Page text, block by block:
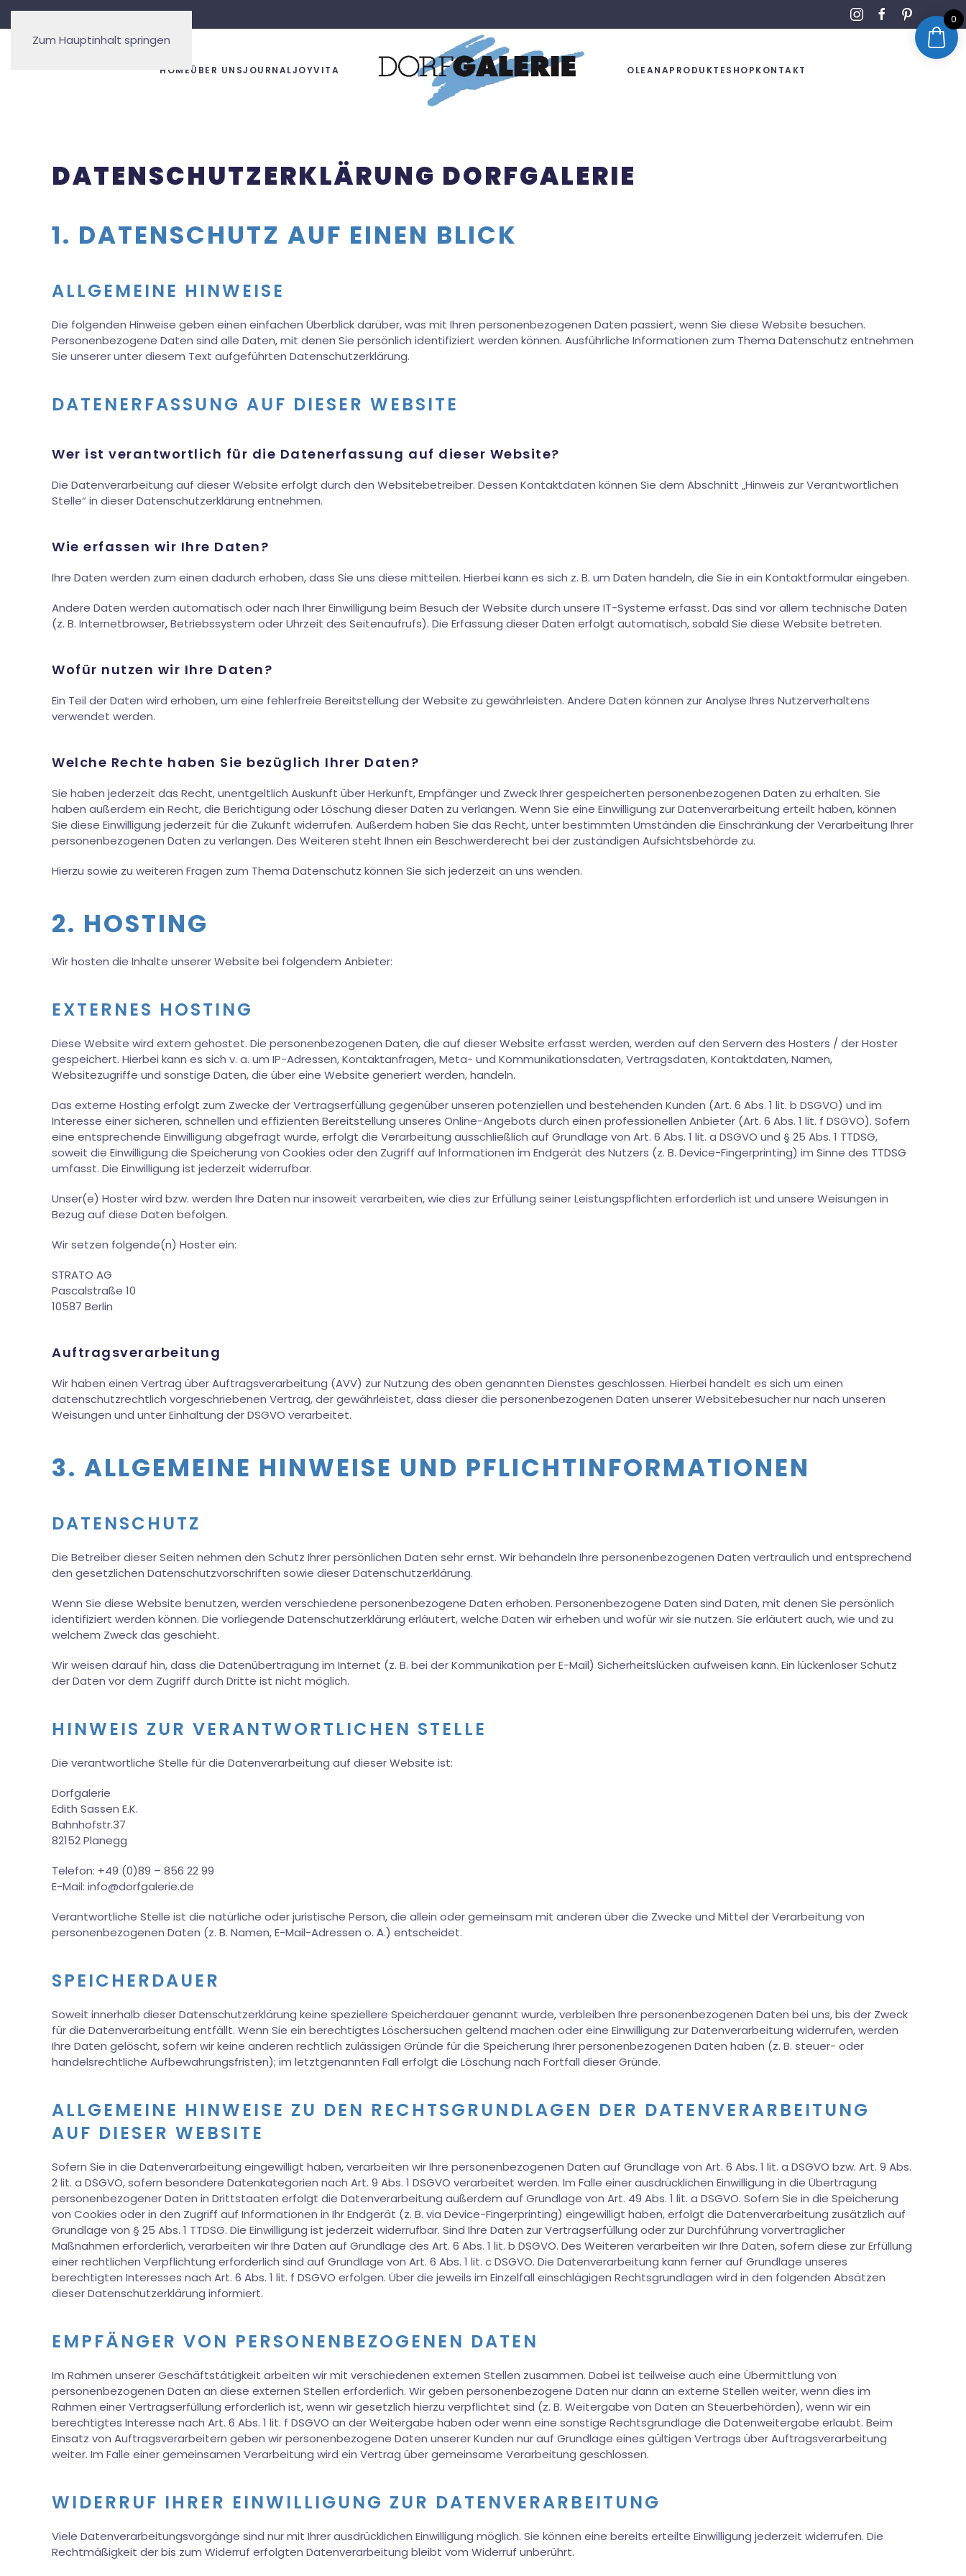
Zum Hauptinhalt springen
HOMEÜBER UNSJOURNALJOYVITA OLEANAPRODUKTESHOPKONTAKT
DATENSCHUTZ­ERKLÄRUNG DORFGALERIE
1. DATENSCHUTZ AUF EINEN BLICK
ALLGEMEINE HINWEISE
Die folgenden Hinweise geben einen einfachen Überblick darüber, was mit Ihren personenbezogenen Daten passiert, wenn Sie diese Website besuchen.
Personenbezogene Daten sind alle Daten, mit denen Sie persönlich identifiziert werden können. Ausführliche Informationen zum Thema Datenschutz entnehmen
Sie unserer unter diesem Text aufgeführten Datenschutzerklärung.
DATENERFASSUNG AUF DIESER WEBSITE
Wer ist verantwortlich für die Datenerfassung auf dieser Website?
Die Datenverarbeitung auf dieser Website erfolgt durch den Websitebetreiber. Dessen Kontaktdaten können Sie dem Abschnitt „Hinweis zur Verantwortlichen
Stelle“ in dieser Datenschutzerklärung entnehmen.
Wie erfassen wir Ihre Daten?
Ihre Daten werden zum einen dadurch erhoben, dass Sie uns diese mitteilen. Hierbei kann es sich z. B. um Daten handeln, die Sie in ein Kontaktformular eingeben.
Andere Daten werden automatisch oder nach Ihrer Einwilligung beim Besuch der Website durch unsere IT-Systeme erfasst. Das sind vor allem technische Daten
(z. B. Internetbrowser, Betriebssystem oder Uhrzeit des Seitenaufrufs). Die Erfassung dieser Daten erfolgt automatisch, sobald Sie diese Website betreten.
Wofür nutzen wir Ihre Daten?
Ein Teil der Daten wird erhoben, um eine fehlerfreie Bereitstellung der Website zu gewährleisten. Andere Daten können zur Analyse Ihres Nutzerverhaltens
verwendet werden.
Welche Rechte haben Sie bezüglich Ihrer Daten?
Sie haben jederzeit das Recht, unentgeltlich Auskunft über Herkunft, Empfänger und Zweck Ihrer gespeicherten personenbezogenen Daten zu erhalten. Sie
haben außerdem ein Recht, die Berichtigung oder Löschung dieser Daten zu verlangen. Wenn Sie eine Einwilligung zur Datenverarbeitung erteilt haben, können
Sie diese Einwilligung jederzeit für die Zukunft widerrufen. Außerdem haben Sie das Recht, unter bestimmten Umständen die Einschränkung der Verarbeitung Ihrer
personenbezogenen Daten zu verlangen. Des Weiteren steht Ihnen ein Beschwerderecht bei der zuständigen Aufsichtsbehörde zu.
Hierzu sowie zu weiteren Fragen zum Thema Datenschutz können Sie sich jederzeit an uns wenden.
2. HOSTING
Wir hosten die Inhalte unserer Website bei folgendem Anbieter:
EXTERNES HOSTING
Diese Website wird extern gehostet. Die personenbezogenen Daten, die auf dieser Website erfasst werden, werden auf den Servern des Hosters / der Hoster
gespeichert. Hierbei kann es sich v. a. um IP-Adressen, Kontaktanfragen, Meta- und Kommunikationsdaten, Vertragsdaten, Kontaktdaten, Namen,
Websitezugriffe und sonstige Daten, die über eine Website generiert werden, handeln.
Das externe Hosting erfolgt zum Zwecke der Vertragserfüllung gegenüber unseren potenziellen und bestehenden Kunden (Art. 6 Abs. 1 lit. b DSGVO) und im
Interesse einer sicheren, schnellen und effizienten Bereitstellung unseres Online-Angebots durch einen professionellen Anbieter (Art. 6 Abs. 1 lit. f DSGVO). Sofern
eine entsprechende Einwilligung abgefragt wurde, erfolgt die Verarbeitung ausschließlich auf Grundlage von Art. 6 Abs. 1 lit. a DSGVO und § 25 Abs. 1 TTDSG,
soweit die Einwilligung die Speicherung von Cookies oder den Zugriff auf Informationen im Endgerät des Nutzers (z. B. Device-Fingerprinting) im Sinne des TTDSG
umfasst. Die Einwilligung ist jederzeit widerrufbar.
Unser(e) Hoster wird bzw. werden Ihre Daten nur insoweit verarbeiten, wie dies zur Erfüllung seiner Leistungspflichten erforderlich ist und unsere Weisungen in
Bezug auf diese Daten befolgen.
Wir setzen folgende(n) Hoster ein:
STRATO AG
Pascalstraße 10
10587 Berlin
Auftragsverarbeitung
Wir haben einen Vertrag über Auftragsverarbeitung (AVV) zur Nutzung des oben genannten Dienstes geschlossen. Hierbei handelt es sich um einen
datenschutzrechtlich vorgeschriebenen Vertrag, der gewährleistet, dass dieser die personenbezogenen Daten unserer Websitebesucher nur nach unseren
Weisungen und unter Einhaltung der DSGVO verarbeitet.
3. ALLGEMEINE HINWEISE UND PFLICHT­INFORMATIONEN
DATENSCHUTZ
Die Betreiber dieser Seiten nehmen den Schutz Ihrer persönlichen Daten sehr ernst. Wir behandeln Ihre personenbezogenen Daten vertraulich und entsprechend
den gesetzlichen Datenschutzvorschriften sowie dieser Datenschutzerklärung.
Wenn Sie diese Website benutzen, werden verschiedene personenbezogene Daten erhoben. Personenbezogene Daten sind Daten, mit denen Sie persönlich
identifiziert werden können. Die vorliegende Datenschutzerklärung erläutert, welche Daten wir erheben und wofür wir sie nutzen. Sie erläutert auch, wie und zu
welchem Zweck das geschieht.
Wir weisen darauf hin, dass die Datenübertragung im Internet (z. B. bei der Kommunikation per E-Mail) Sicherheitslücken aufweisen kann. Ein lückenloser Schutz
der Daten vor dem Zugriff durch Dritte ist nicht möglich.
HINWEIS ZUR VERANTWORTLICHEN STELLE
Die verantwortliche Stelle für die Datenverarbeitung auf dieser Website ist:
Dorfgalerie
Edith Sassen E.K.
Bahnhofstr.37
82152 Planegg
Telefon: +49 (0)89 – 856 22 99
E-Mail: info@dorfgalerie.de
Verantwortliche Stelle ist die natürliche oder juristische Person, die allein oder gemeinsam mit anderen über die Zwecke und Mittel der Verarbeitung von
personenbezogenen Daten (z. B. Namen, E-Mail-Adressen o. Ä.) entscheidet.
SPEICHERDAUER
Soweit innerhalb dieser Datenschutzerklärung keine speziellere Speicherdauer genannt wurde, verbleiben Ihre personenbezogenen Daten bei uns, bis der Zweck
für die Datenverarbeitung entfällt. Wenn Sie ein berechtigtes Löschersuchen geltend machen oder eine Einwilligung zur Datenverarbeitung widerrufen, werden
Ihre Daten gelöscht, sofern wir keine anderen rechtlich zulässigen Gründe für die Speicherung Ihrer personenbezogenen Daten haben (z. B. steuer- oder
handelsrechtliche Aufbewahrungsfristen); im letztgenannten Fall erfolgt die Löschung nach Fortfall dieser Gründe.
ALLGEMEINE HINWEISE ZU DEN RECHTSGRUNDLAGEN DER DATENVERARBEITUNG
AUF DIESER WEBSITE
Sofern Sie in die Datenverarbeitung eingewilligt haben, verarbeiten wir Ihre personenbezogenen Daten auf Grundlage von Art. 6 Abs. 1 lit. a DSGVO bzw. Art. 9 Abs.
2 lit. a DSGVO, sofern besondere Datenkategorien nach Art. 9 Abs. 1 DSGVO verarbeitet werden. Im Falle einer ausdrücklichen Einwilligung in die Übertragung
personenbezogener Daten in Drittstaaten erfolgt die Datenverarbeitung außerdem auf Grundlage von Art. 49 Abs. 1 lit. a DSGVO. Sofern Sie in die Speicherung
von Cookies oder in den Zugriff auf Informationen in Ihr Endgerät (z. B. via Device-Fingerprinting) eingewilligt haben, erfolgt die Datenverarbeitung zusätzlich auf
Grundlage von § 25 Abs. 1 TTDSG. Die Einwilligung ist jederzeit widerrufbar. Sind Ihre Daten zur Vertragserfüllung oder zur Durchführung vorvertraglicher
Maßnahmen erforderlich, verarbeiten wir Ihre Daten auf Grundlage des Art. 6 Abs. 1 lit. b DSGVO. Des Weiteren verarbeiten wir Ihre Daten, sofern diese zur Erfüllung
einer rechtlichen Verpflichtung erforderlich sind auf Grundlage von Art. 6 Abs. 1 lit. c DSGVO. Die Datenverarbeitung kann ferner auf Grundlage unseres
berechtigten Interesses nach Art. 6 Abs. 1 lit. f DSGVO erfolgen. Über die jeweils im Einzelfall einschlägigen Rechtsgrundlagen wird in den folgenden Absätzen
dieser Datenschutzerklärung informiert.
EMPFÄNGER VON PERSONENBEZOGENEN DATEN
Im Rahmen unserer Geschäftstätigkeit arbeiten wir mit verschiedenen externen Stellen zusammen. Dabei ist teilweise auch eine Übermittlung von
personenbezogenen Daten an diese externen Stellen erforderlich. Wir geben personenbezogene Daten nur dann an externe Stellen weiter, wenn dies im
Rahmen einer Vertragserfüllung erforderlich ist, wenn wir gesetzlich hierzu verpflichtet sind (z. B. Weitergabe von Daten an Steuerbehörden), wenn wir ein
berechtigtes Interesse nach Art. 6 Abs. 1 lit. f DSGVO an der Weitergabe haben oder wenn eine sonstige Rechtsgrundlage die Datenweitergabe erlaubt. Beim
Einsatz von Auftragsverarbeitern geben wir personenbezogene Daten unserer Kunden nur auf Grundlage eines gültigen Vertrags über Auftragsverarbeitung
weiter. Im Falle einer gemeinsamen Verarbeitung wird ein Vertrag über gemeinsame Verarbeitung geschlossen.
WIDERRUF IHRER EINWILLIGUNG ZUR DATENVERARBEITUNG
Viele Datenverarbeitungsvorgänge sind nur mit Ihrer ausdrücklichen Einwilligung möglich. Sie können eine bereits erteilte Einwilligung jederzeit widerrufen. Die
Rechtmäßigkeit der bis zum Widerruf erfolgten Datenverarbeitung bleibt vom Widerruf unberührt.
0